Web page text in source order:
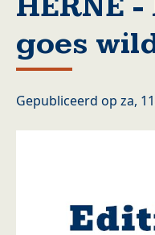
goes
Gepubliceerd op za,